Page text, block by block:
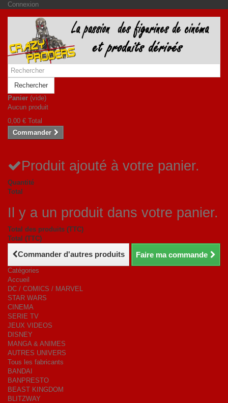
Connexion
Rechercher
Panier (vide)
Aucun produit
0,00 € Total
Commander
Produit ajouté à votre panier.
Quantité
Total
Il y a un produit dans votre panier.
Total des produits (TTC)
Total (TTC)
Commander d'autres produits Faire ma commande
Catégories
Accueil
DC / COMICS / MARVEL
STAR WARS
CINEMA
SERIE TV
JEUX VIDEOS
DISNEY
MANGA & ANIMES
AUTRES UNIVERS
Tous les fabricants
BANDAI
BANPRESTO
BEAST KINGDOM
BLITZWAY